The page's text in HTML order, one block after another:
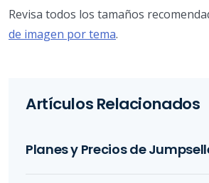
Revisa todos los tamaños
de imagen por tema.
Artículos Relacionados
Planes y Precios de